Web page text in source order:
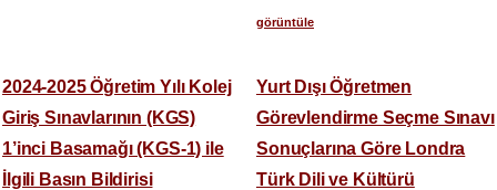
görüntüle
2024-2025 Öğretim Yılı Kolej
Giriş Sınavlarının (KGS)
1’inci Basamağı (KGS-1) ile
İlgili Basın Bildirisi
Yurt Dışı Öğretmen
Görevlendirme Seçme Sınavı
Sonuçlarına Göre Londra
Türk Dili ve Kültürü